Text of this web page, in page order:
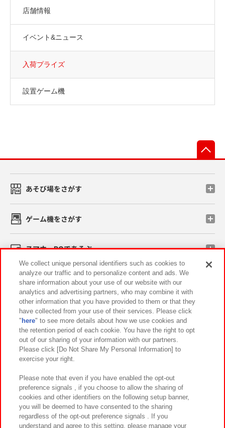
店舗情報
イベント&ニュース
入荷プライズ
設置ゲーム機
あそび場をさがす
ゲーム機をさがす
スマホ・PCであそぶ
イベント・キャンペーン
関連会社 サステナビリティ サイトポリシー
プライバシーポリシー ウェブアクセシビリティ方針と検証結果
お取引先さまとともに
カスタマーハラスメント対応方針 よくあるご質問・お問い合わせ
We collect unique personal identifiers such as cookies to
analyze our traffic and to personalize content and ads. We
share information about your use of our website with our
analytics and advertising partners, who may combine it with
other information that you have provided to them or that they
have collected from your use of their services. Please click
" here" to see more details about how we use cookies and
the retention period of each cookie. You have the right to opt
out of our sharing of your information with our partners.
Please click [Do Not Share My Personal Information] to
exercise your right.
Please note that even if you have enabled the opt-out
preference signals , if you choose to allow the sharing of
cookies and other identifiers on the following setup banner,
you will be deemed to have consented to the sharing
regardless of the opt-out preference signals . If you
understand and agree to this setting, please manage your